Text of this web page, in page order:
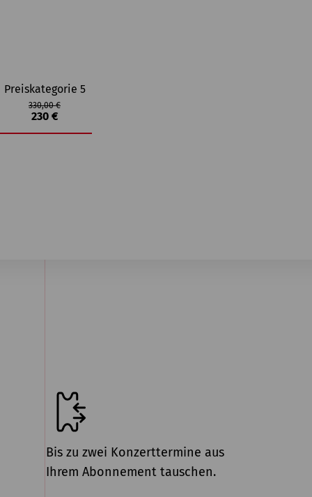
Preiskategorie 5
330,00 €
230 €
Bis zu zwei Konzerttermine aus
Ihrem Abonnement tauschen.